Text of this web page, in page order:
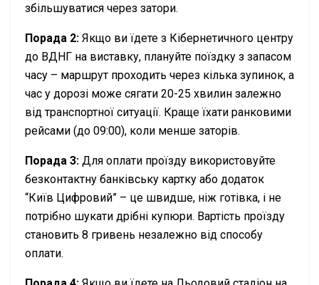
збільшуватися через затори.
Порада 2: Якщо ви їдете з Кібернетичного центру
до ВДНГ на виставку, плануйте поїздку з запасом
часу – маршрут проходить через кілька зупинок, а
час у дорозі може сягати 20-25 хвилин залежно
від транспортної ситуації. Краще їхати ранковими
рейсами (до 09:00), коли менше заторів.
Порада 3: Для оплати проїзду використовуйте
безконтактну банківську картку або додаток
“Київ Цифровий” – це швидше, ніж готівка, і не
потрібно шукати дрібні купюри. Вартість проїзду
становить 8 гривень незалежно від способу
оплати.